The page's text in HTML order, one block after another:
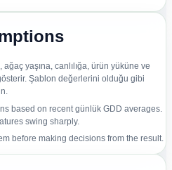
yaşına, canlılığa, ürün yüküne ve
Şablon değerlerini olduğu gibi
based on recent günlük GDD averages.
swing sharply.
before making decisions from the result.